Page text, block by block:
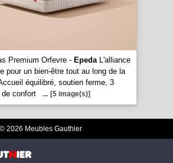
Premium Orfevre - EpedaL'alliance
pour un bien-être tout au long de la
équilibré, soutien ferme, 3
confort
... [5 image(s)]
© 2026 Meubles Gauthier